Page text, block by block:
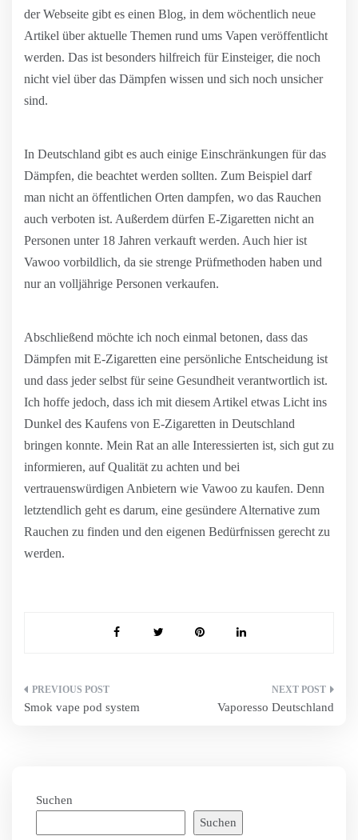
der Webseite gibt es einen Blog, in dem wöchentlich neue
Artikel über aktuelle Themen rund ums Vapen veröffentlicht
werden. Das ist besonders hilfreich für Einsteiger, die noch
nicht viel über das Dämpfen wissen und sich noch unsicher
sind.
In Deutschland gibt es auch einige Einschränkungen für das
Dämpfen, die beachtet werden sollten. Zum Beispiel darf
man nicht an öffentlichen Orten dampfen, wo das Rauchen
auch verboten ist. Außerdem dürfen E-Zigaretten nicht an
Personen unter 18 Jahren verkauft werden. Auch hier ist
Vawoo vorbildlich, da sie strenge Prüfmethoden haben und
nur an volljährige Personen verkaufen.
Abschließend möchte ich noch einmal betonen, dass das
Dämpfen mit E-Zigaretten eine persönliche Entscheidung ist
und dass jeder selbst für seine Gesundheit verantwortlich ist.
Ich hoffe jedoch, dass ich mit diesem Artikel etwas Licht ins
Dunkel des Kaufens von E-Zigaretten in Deutschland
bringen konnte. Mein Rat an alle Interessierten ist, sich gut zu
informieren, auf Qualität zu achten und bei
vertrauenswürdigen Anbietern wie Vawoo zu kaufen. Denn
letztendlich geht es darum, eine gesündere Alternative zum
Rauchen zu finden und den eigenen Bedürfnissen gerecht zu
werden.
Beitragsnavigation
Smok vape pod system Vaporesso Deutschland
Suchen
Suchen